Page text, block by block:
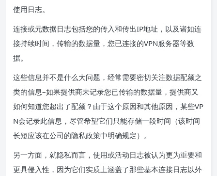
使用日志。
连接或元数据日志包括您的传入和传出IP地址，以及诸如连
接持续时间，传输的数据量，您已连接的VPN服务器等数
据。
这些信息并不是什么大问题，经常需要密切关注数据配额之
类的信息–如果提供商未记录您已传输的数据量，提供商又
如何知道您超出了配额？由于这个原因和其他原因，某些VP
N会记录此信息，尽管希望它们只能存储一段时间（该时间
长短应该在公司的隐私政策中明确规定）。
另一方面，就隐私而言，使用或活动日志被认为更为重要和
更具侵入性，因为它们实质上涵盖了那些基本连接日志以外